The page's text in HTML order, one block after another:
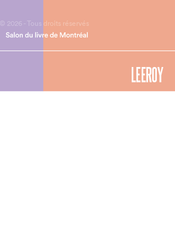
© 2026 - Tous droits réservés